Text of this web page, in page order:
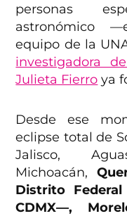
personas
astronómico
equipo de la
investigadora
Julieta Fierro ya
Desde ese
eclipse total de
Jalisco,
Michoacán,
Distrito
CDMX—,